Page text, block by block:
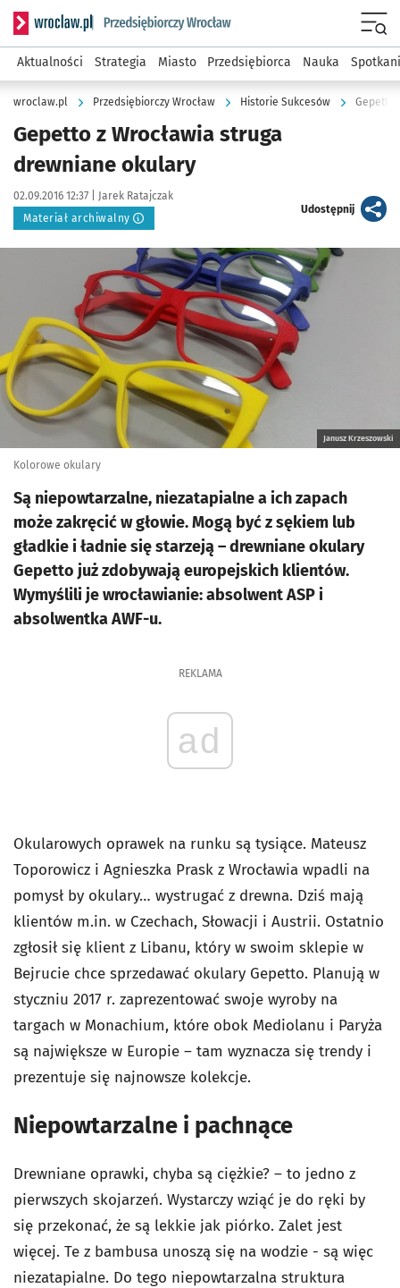
Serwis informacyjny wroclaw.pl podserwis: Strategia
Aktualności Strategia Miasto Przedsiębiorca Nauka
wroclaw.pl Przedsiębiorczy Wrocław Historie Sukcesów Gepetto
Gepetto z Wrocławia struga
drewniane okulary
Data publikacji:
02.09.2016 12:37 | Autor:
Jarek Ratajczak
Materiał archiwalny
Udostępnijartykuł
Kliknij, aby powiększyć
Janusz Krzeszowski
Kolorowe okulary
Są niepowtarzalne, niezatapialne a ich zapach
może zakręcić w głowie. Mogą być z sękiem lub
gładkie i ładnie się starzeją – drewniane okulary
Gepetto już zdobywają europejskich klientów.
Wymyślili je wrocławianie: absolwent ASP i
absolwentka AWF-u.
REKLAMA
ad
Okularowych oprawek na runku są tysiące. Mateusz
Toporowicz i Agnieszka Prask z Wrocławia wpadli na
pomysł by okulary… wystrugać z drewna. Dziś mają
klientów m.in. w Czechach, Słowacji i Austrii. Ostatnio
zgłosił się klient z Libanu, który w swoim sklepie w
Bejrucie chce sprzedawać okulary Gepetto. Planują w
styczniu 2017 r. zaprezentować swoje wyroby na
targach w Monachium, które obok Mediolanu i Paryża
są największe w Europie – tam wyznacza się trendy i
prezentuje się najnowsze kolekcje.
Niepowtarzalne i pachnące
Drewniane oprawki, chyba są ciężkie? – to jedno z
pierwszych skojarzeń. Wystarczy wziąć je do ręki by
się przekonać, że są lekkie jak piórko. Zalet jest
więcej. Te z bambusa unoszą się na wodzie - są więc
niezatapialne. Do tego niepowtarzalna struktura